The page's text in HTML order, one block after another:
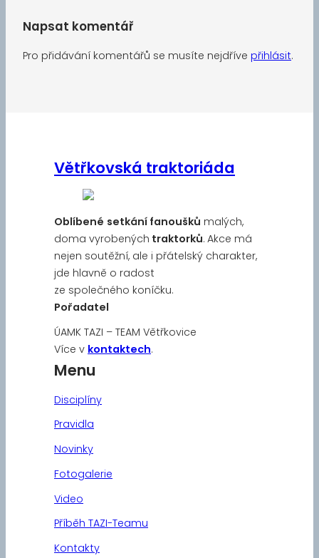
Napsat komentář
Pro přidávání komentářů se musíte nejdříve přihlásit.
Větřkovská traktoriáda
Oblíbené setkání fanoušků malých,
doma vyrobených traktorků. Akce má
nejen soutěžní, ale i přátelský charakter,
jde hlavně o radost
ze společného koníčku.
Pořadatel
ÚAMK TAZI – TEAM Větřkovice
Více v kontaktech.
Menu
Disciplíny
Pravidla
Novinky
Fotogalerie
Video
Příběh TAZI-Teamu
Kontakty